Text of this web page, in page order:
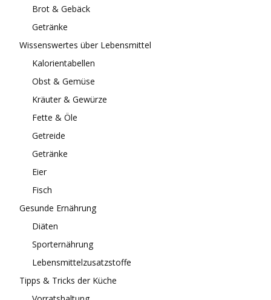
Brot & Gebäck
Getränke
Wissenswertes über Lebensmittel
Kalorientabellen
Obst & Gemüse
Kräuter & Gewürze
Fette & Öle
Getreide
Getränke
Eier
Fisch
Gesunde Ernährung
Diäten
Sporternährung
Lebensmittelzusatzstoffe
Tipps & Tricks der Küche